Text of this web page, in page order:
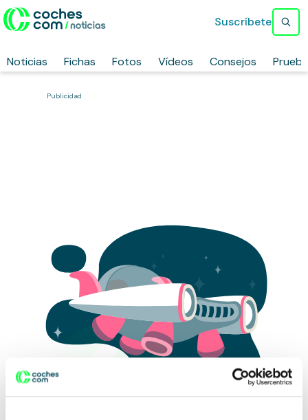
Noticias Fichas Fotos Vídeos Consejos
Suscríbete
Publicidad